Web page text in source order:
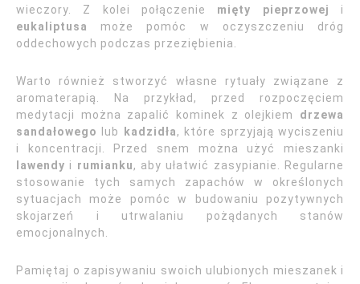
wieczory. Z kolei połączenie mięty pieprzowej
i
eukaliptusa
może pomóc w oczyszczeniu dróg
oddechowych podczas przeziębienia.
Warto również stworzyć własne rytuały związane z
aromaterapią. Na przykład, przed rozpoczęciem
medytacji można zapalić kominek z olejkiem drzewa
sandałowego
lub kadzidła, które sprzyjają wyciszeniu
i koncentracji. Przed snem można użyć mieszanki
lawendy i rumianku, aby ułatwić zasypianie. Regularne
stosowanie tych samych zapachów w określonych
sytuacjach może pomóc w budowaniu pozytywnych
skojarzeń i utrwalaniu pożądanych stanów
emocjonalnych.
Pamiętaj o zapisywaniu swoich ulubionych mieszanek i